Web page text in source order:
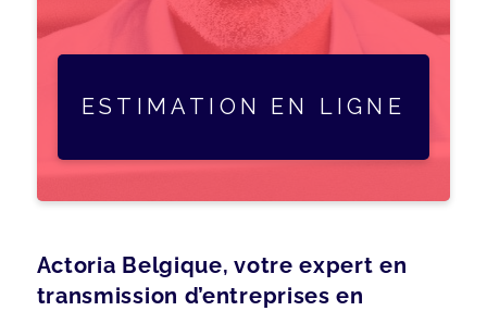
ESTIMATION EN LIGNE
Actoria Belgique, votre expert en
transmission d’entreprises en